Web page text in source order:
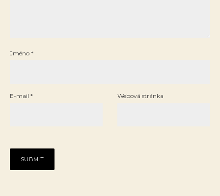
Jméno *
E-mail * Webová stránka